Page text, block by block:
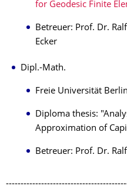
for Geodesic Finite
Betreuer: Prof. Dr.
Ecker
Dipl.-Math.
Freie Universität
Diploma thesis:
Approximation of
Betreuer: Prof. Dr.